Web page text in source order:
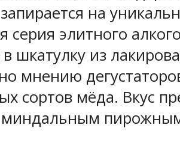
на
серия элитного
шкатулку из
мнению
сортов мёда. Вкус
миндальным